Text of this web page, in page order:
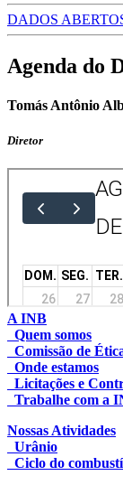
DADOS
Agenda do
Tomás Antônio
Diretor
A INB
Quem somos
Comissão de
Onde estamos
Licitações e
Trabalhe com a
Nossas Atividades
Urânio
Ciclo do